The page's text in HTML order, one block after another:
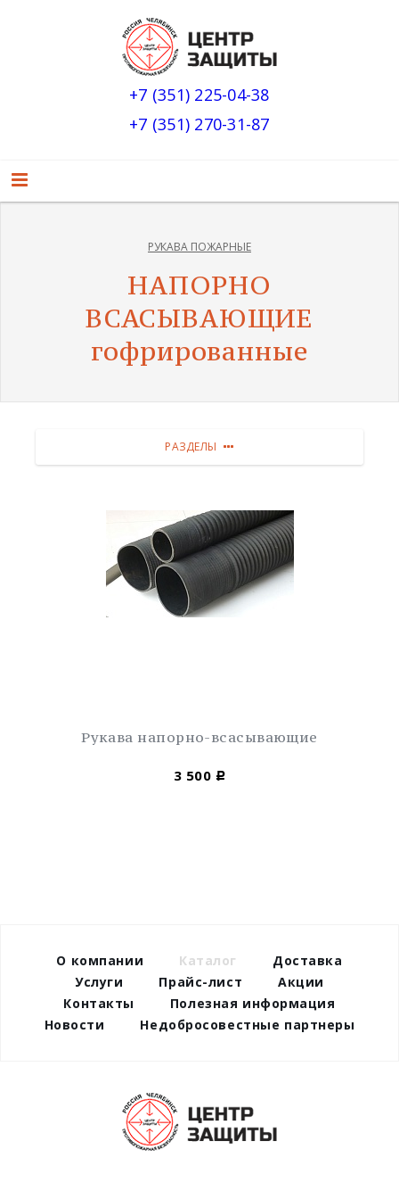
+7 (351) 225-04-38
+7 (351) 270-31-87
РУКАВА ПОЖАРНЫЕ
НАПОРНО
ВСАСЫВАЮЩИЕ
гофрированные
РАЗДЕЛЫ
Рукава напорно-всасывающие
3 500 Р
О компании Каталог
Доставка
Услуги
Прайс-лист
Акции
Контакты
Полезная информация
Новости
Недобросовестные партнеры